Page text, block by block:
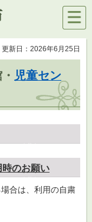
メニ
ュー
更新日：2026年6月25日
児童セン
時のお願い
合は、利用の自粛